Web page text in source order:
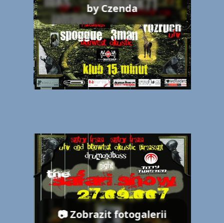
by Czenda
📷 Zobrazit fotogalerii